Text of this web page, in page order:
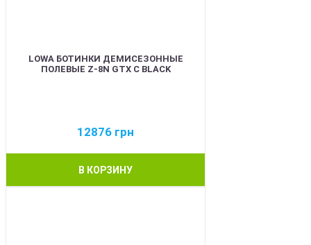
LOWA БОТИНКИ ДЕМИСЕЗОННЫЕ
ПОЛЕВЫЕ Z-8N GTX C BLACK
12876 грн
В КОРЗИНУ